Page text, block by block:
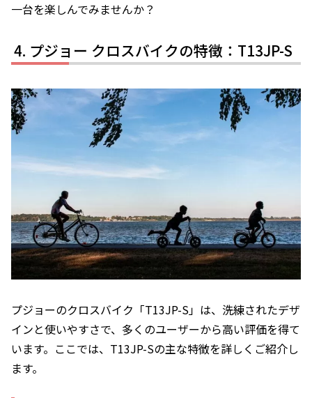
一台を楽しんでみませんか？
プジョー クロスバイクの特徴：T13JP-S
プジョーのクロスバイク「T13JP-S」は、洗練されたデザ
インと使いやすさで、多くのユーザーから高い評価を得て
います。ここでは、T13JP-Sの主な特徴を詳しくご紹介し
ます。